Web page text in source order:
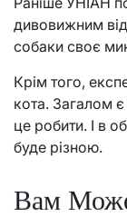
дивовижним
собаки своє
Крім того,
кота. Загалом
це робити. І в
буде різною.
Вам